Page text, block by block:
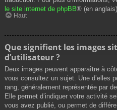
le site internet de phpBB® (en anglais).
Haut
Que signifient les images
d’utilisateur ?
Deux images peuvent apparaître à
vous consultez un sujet. Une d’elles
rang, généralement représentée par
Elle permet d’indiquer votre activité
vous avez publié, ou permet de